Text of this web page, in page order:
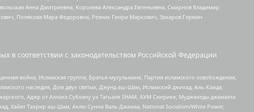
Анна Дмитриевна, Королева Александра Евгеньевна, Смирнов Владимир
Полякова Мара Федоровна, Резник Генри Маркович, Захаров Герман
соответствии с законодательством Российской Федерации
война, Исламская группа, Братья-мусульмане, Партия исламского освобождения,
наследия, Дом двух святых, Джунд аш-Шам, Исламский джихад, Аль-Каида,
Аджр от Аллаха Субхану уа Тагьаля SHAM, АУМ Синрике, Муджахеды джамаата
Хайят Тахрир аш-Шам, Ахлю Сунна Валь Джамаа, National Socialism/White Power,